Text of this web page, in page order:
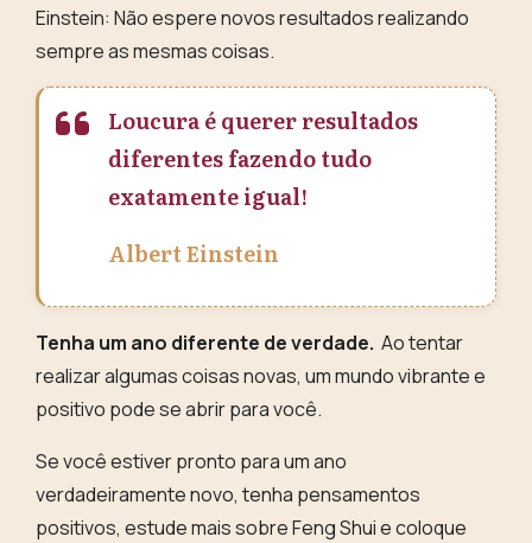
Einstein: Não espere novos resultados realizando
sempre as mesmas coisas.
Loucura é querer resultados
diferentes fazendo tudo
exatamente igual!
Albert Einstein
Tenha um ano diferente de verdade. Ao tentar
realizar algumas coisas novas, um mundo vibrante e
positivo pode se abrir para você.
Se você estiver pronto para um ano
verdadeiramente novo, tenha pensamentos
positivos, estude mais sobre Feng Shui e coloque